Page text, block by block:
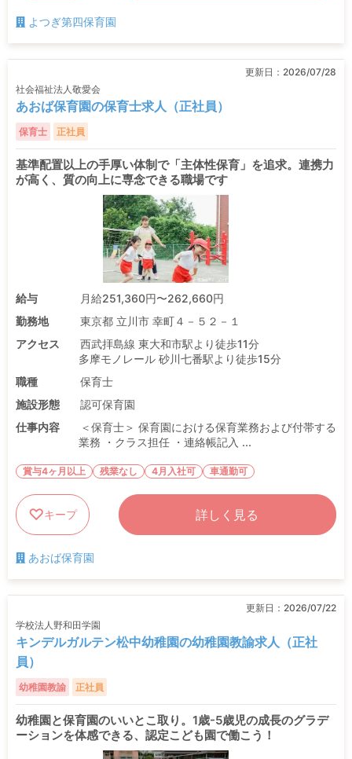
よつぎ第四保育園
更新日： 2026/07/28
社会福祉法人敬愛会
あおば保育園の保育士求人（正社員）
保育士 正社員
基準配置以上の手厚い体制で「主体性保育」を追求。連携力
が高く、質の向上に専念できる職場です
給与
月給251,360円〜262,660円
勤務地
東京都 立川市 幸町４－５２－１
アクセス
西武拝島線 東大和市駅より徒歩11分
多摩モノレール 砂川七番駅より徒歩15分
職種
保育士
施設形態
認可保育園
仕事内容
＜保育士＞ 保育園における保育業務および付帯する
業務 ・クラス担任 ・連絡帳記入 ...
賞与4ヶ月以上 残業なし 4月入社可 車通勤可
キープ 詳しく見る
あおば保育園
更新日： 2026/07/22
学校法人野和田学園
キンデルガルテン松中幼稚園の幼稚園教諭求人（正社
員）
幼稚園教諭 正社員
幼稚園と保育園のいいとこ取り。1歳-5歳児の成長のグラデ
ーションを体感できる、認定こども園で働こう！